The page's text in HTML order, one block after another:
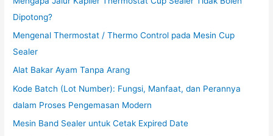
Dipotong?
Mengenal Thermostat / Thermo Control pada Mesin Cup
Sealer
Alat Bakar Ayam Tanpa Arang
Kode Batch (Lot Number): Fungsi, Manfaat, dan Perannya
dalam Proses Pengemasan Modern
Mesin Band Sealer untuk Cetak Expired Date